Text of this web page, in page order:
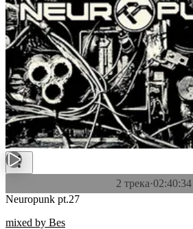
2 трека·02:40:34
Neuropunk pt.27
mixed by Bes